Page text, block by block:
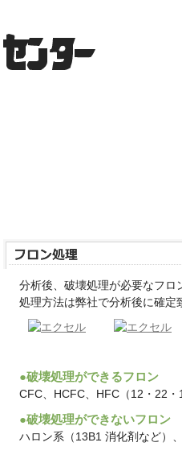
分析後、破壊処理が必要なフ
処理方法は弊社で分析後に確
●破壊処理ができるフロン
CFC、HCFC、HFC（12・22
●破壊処理ができないフロン
ハロン系（13B1 消化剤など）